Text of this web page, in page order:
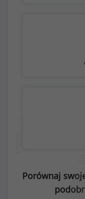
Porównaj